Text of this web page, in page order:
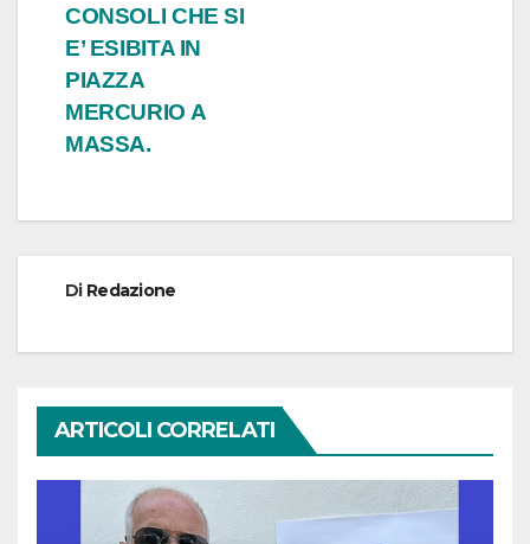
CONSOLI CHE SI
E’ ESIBITA IN
PIAZZA
MERCURIO A
MASSA.
Di Redazione
ARTICOLI CORRELATI